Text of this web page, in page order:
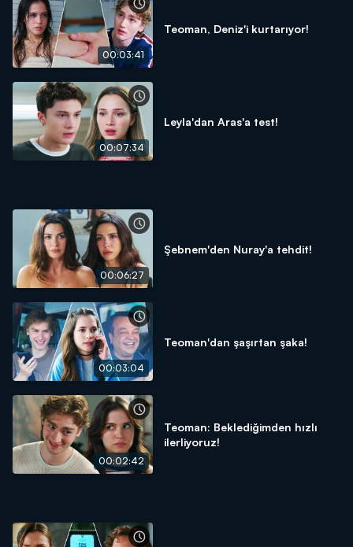
00:03:41
Teoman, Deniz'i kurtarıyor!
00:07:34
Leyla'dan Aras'a test!
00:06:27
Şebnem'den Nuray'a tehdit!
00:03:04
Teoman'dan şaşırtan şaka!
00:02:42
Teoman: Beklediğimden hızlı
ilerliyoruz!